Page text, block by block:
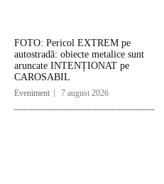
FOTO: Pericol EXTREM pe
autostradă: obiecte metalice sunt
aruncate INTENȚIONAT pe
CAROSABIL
Eveniment 7 august 2026